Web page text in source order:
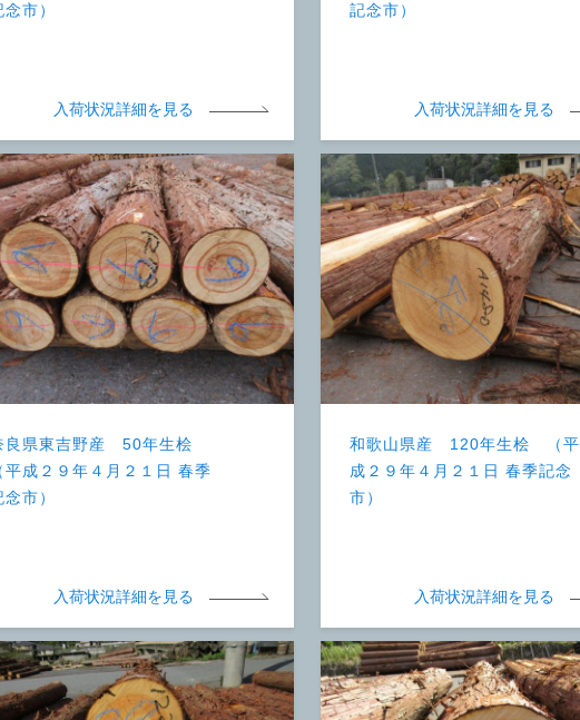
念市）
入荷状況詳細を見る
記念市）
入荷状況詳細を見る
良県東吉野産 50年生桧
平成２９年４月２１日 春季
念市）
入荷状況詳細を見る
和歌山県産 120年生桧 （平
成２９年４月２１日 春季記念
市）
入荷状況詳細を見る